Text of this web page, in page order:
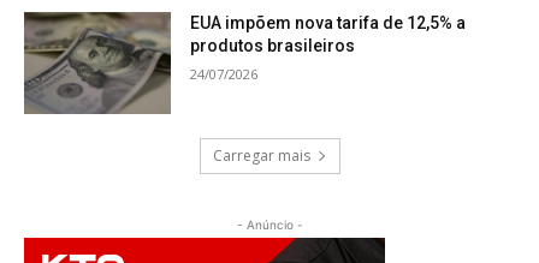
EUA impõem nova tarifa de 12,5% a
produtos brasileiros
24/07/2026
Carregar mais
- Anúncio -